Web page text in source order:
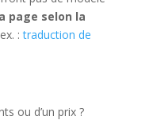
page selon la
:traduction de
ou d’un prix ?